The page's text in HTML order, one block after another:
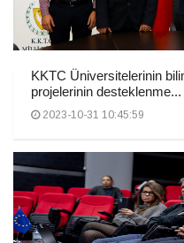
KKTC Üniversitelerinin
projelerinin desteklenme...
2023-10-31 10:45:59